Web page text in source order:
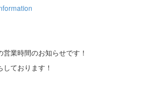
業時間のお知らせです！
ております！